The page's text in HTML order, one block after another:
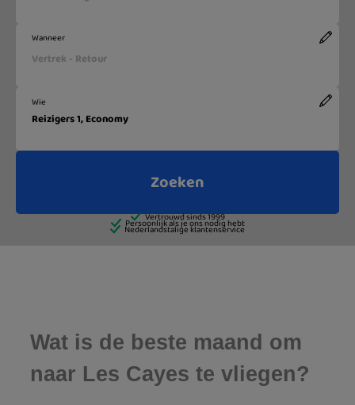
Wat is de beste maand om
naar Les Cayes te vliegen?